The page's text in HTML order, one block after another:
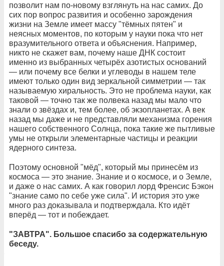
позволит нам по-новому взглянуть на нас самих. До
сих пор вопрос развития и особенно зарождения
жизни на Земле имеет массу "тёмных пятен" и
неясных моментов, по которым у науки пока что нет
вразумительного ответа и объяснения. Например,
никто не скажет вам, почему наше ДНК состоит
именно из выбранных четырёх азотистых оснований
— или почему все белки и углеводы в нашем теле
имеют только один вид зеркальной симметрии — так
называемую хиральность. Это не проблема науки, как
таковой — точно так же полвека назад мы мало что
знали о звёздах и, тем более, об экзопланетах. А век
назад мы даже и не представляли механизма горения
нашего собственного Солнца, пока такие же пытливые
умы не открыли элементарные частицы и реакции
ядерного синтеза.
Поэтому основной "мёд", который мы принесём из
космоса — это знание. Знание и о космосе, и о Земле,
и даже о нас самих. А как говорил лорд Френсис Бэкон
"знание само по себе уже сила". И история это уже
много раз доказывала и подтверждала. Кто идёт
вперёд — тот и побеждает.
"ЗАВТРА". Большое спасибо за содержательную
беседу.